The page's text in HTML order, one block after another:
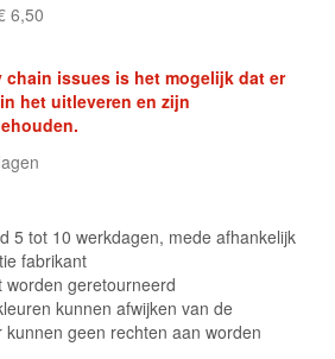
6,50
issues is het mogelijk dat er
het uitleveren en zijn
5 tot 10 werkdagen, mede afhankelijk
fabrikant
worden geretourneerd
kunnen afwijken van de
kunnen geen rechten aan worden